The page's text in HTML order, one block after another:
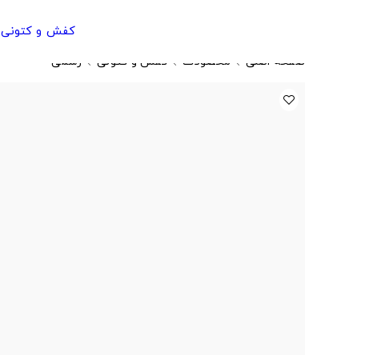
کفش و کتونی
صفحه اصلی محصولات کفش و کتونی رسمی